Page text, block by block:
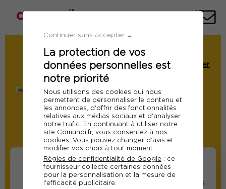
Continuer sans accepter →
La protection de vos
données personnelles est
notre priorité
Nous utilisons des cookies qui nous
permettent de personnaliser le contenu et
les annonces, d'offrir des fonctionnalités
relatives aux médias sociaux et d'analyser
notre trafic. En continuant à utiliser notre
site Comundi.fr, vous consentez à nos
cookies. Vous pouvez changer d’avis et
modifier vos choix à tout moment.
Règles de confidentialité de Google : ce
fournisseur collecte certaines données
pour la personnalisation et la mesure de
l'efficacité publicitaire.
Demande de Devis
Formation : Managers, apprenez à gérer
votre stress et celui de votre équipe
Ref 10294
Du 24 au 25 septembre 2026
A distance
Modifier
Informations sur les Informations relatives